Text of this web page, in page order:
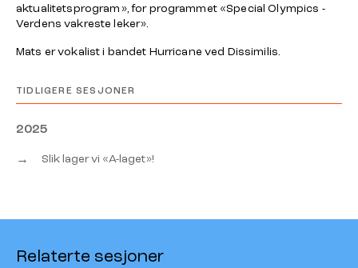
aktualitetsprogram», for programmet «Special Olympics -
Verdens vakreste leker».
Mats er vokalist i bandet Hurricane ved Dissimilis.
TIDLIGERE SESJONER
2025
→ Slik lager vi «A-laget»!
Relaterte sesjoner